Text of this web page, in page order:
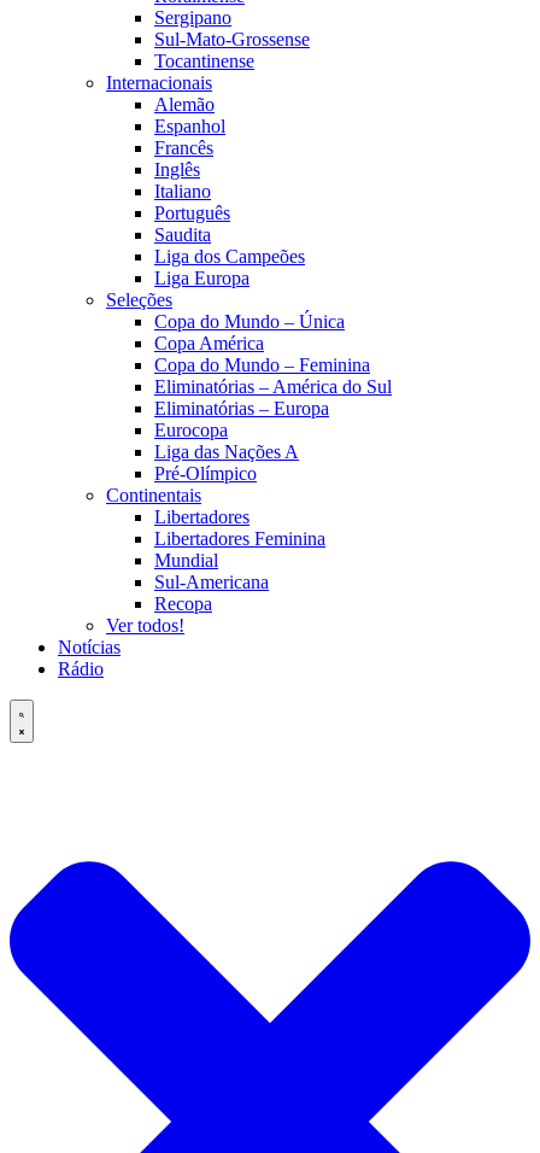
Sergipano
Sul-Mato-Grossense
Tocantinense
Internacionais
Alemão
Espanhol
Francês
Inglês
Italiano
Português
Saudita
Liga dos Campeões
Liga Europa
Seleções
Copa do Mundo – Única
Copa América
Copa do Mundo – Feminina
Eliminatórias – América do Sul
Eliminatórias – Europa
Eurocopa
Liga das Nações A
Pré-Olímpico
Continentais
Libertadores
Libertadores Feminina
Mundial
Sul-Americana
Recopa
Ver todos!
Notícias
Rádio